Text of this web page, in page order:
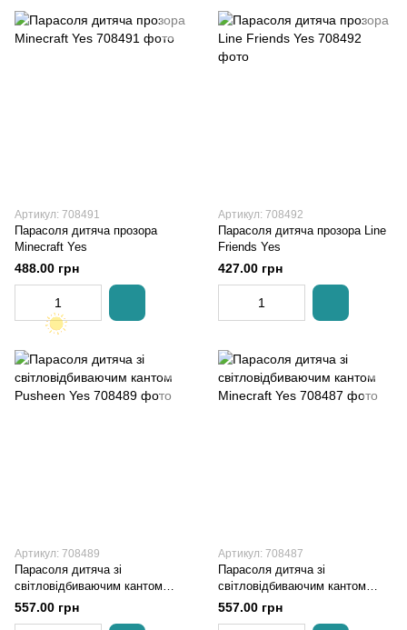
Артикул: 708491
Парасоля дитяча прозора
Minecraft Yes
488.00 грн
Артикул: 708492
Парасоля дитяча прозора Line
Friends Yes
427.00 грн
Артикул: 708489
Парасоля дитяча зі
світловідбиваючим кантом
Pusheen Yes
557.00 грн
Артикул: 708487
Парасоля дитяча зі
світловідбиваючим кантом
Minecraft Yes
557.00 грн